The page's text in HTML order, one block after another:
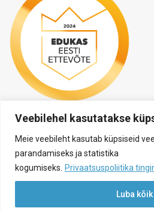
Veebilehel kasutatakse
Meie veebileht kasutab küpsiseid
parandamiseks ja statistika
kogumiseks. Privaatsuspoliitika
Luba kõik